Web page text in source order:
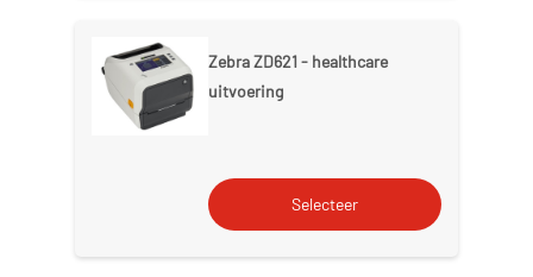
Zebra ZD621 - healthcare
uitvoering